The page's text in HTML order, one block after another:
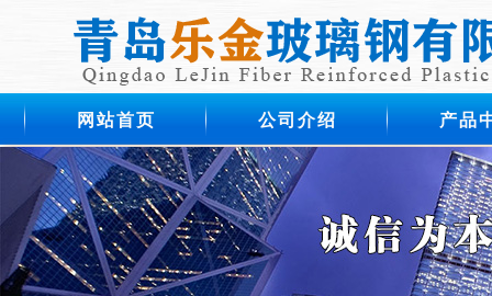
网站首页 公司介绍 产品